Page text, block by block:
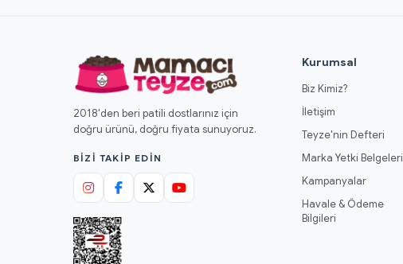
2018'den beri patili dostlarınız için
doğru ürünü, doğru fiyata sunuyoruz.
BIZI TAKIP EDIN
Kurumsal
Biz Kimiz?
İletişim
Teyze'nin Defteri
Marka Yetki Belgeleri
Kampanyalar
Havale & Ödeme
Bilgileri